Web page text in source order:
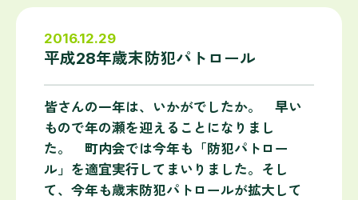
2016.12.29
平成28年歳末防犯パトロール
皆さんの一年は、いかがでしたか。 早い
もので年の瀬を迎えることになりまし
た。 町内会では今年も「防犯パトロー
ル」を適宜実行してまいりました。そし
て、今年も歳末防犯パトロールが拡大して